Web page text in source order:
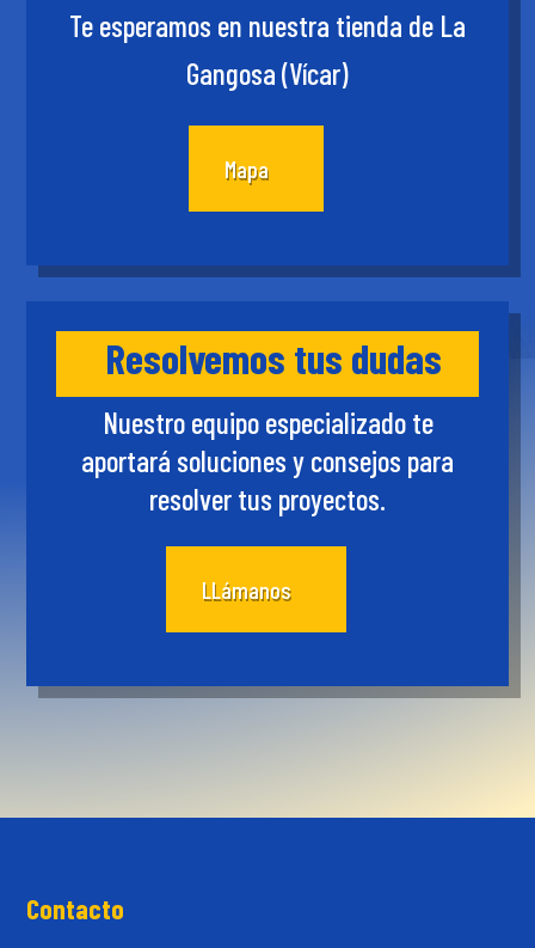
Te esperamos en nuestra tienda de La
Gangosa (Vícar)
Mapa
Resolvemos tus dudas
Nuestro equipo especializado te
aportará soluciones y consejos para
resolver tus proyectos.
LLámanos
Contacto